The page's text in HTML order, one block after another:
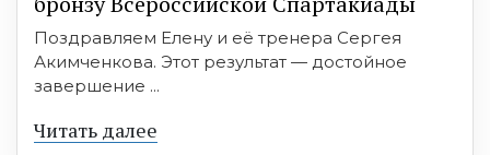
Поздравляем Елену и её тренера Сергея
Акимченкова. Этот результат — достойное
завершение ...
Читать далее